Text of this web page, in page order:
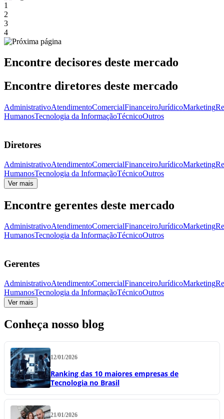
1
2
3
4
Encontre decisores deste mercado
Encontre diretores deste mercado
AdministrativoAtendimentoComercialFinanceiroJurídicoMarketing
HumanosTecnologia da InformaçãoTécnicoOutros
Diretores
AdministrativoAtendimentoComercialFinanceiroJurídicoMarketing
HumanosTecnologia da InformaçãoTécnicoOutros
Ver mais
Encontre gerentes deste mercado
AdministrativoAtendimentoComercialFinanceiroJurídicoMarketing
HumanosTecnologia da InformaçãoTécnicoOutros
Gerentes
AdministrativoAtendimentoComercialFinanceiroJurídicoMarketing
HumanosTecnologia da InformaçãoTécnicoOutros
Ver mais
Conheça nosso blog
12/01/2026
Ranking das 10 maiores empresas de
Tecnologia no Brasil
21/01/2026